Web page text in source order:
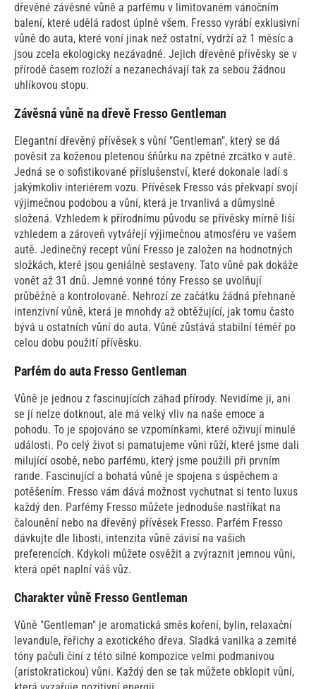
dřevěné závěsné vůně a parfému v limitovaném vánočním
balení, které udělá radost úplně všem. Fresso vyrábí exklusivní
vůně do auta, které voní jinak než ostatní, vydrží až 1 měsíc a
jsou zcela ekologicky nezávadné. Jejich dřevěné přívěsky se v
přírodě časem rozloží a nezanechávají tak za sebou žádnou
uhlíkovou stopu.
Závěsná vůně na dřevě Fresso Gentleman
Elegantní dřevěný přívěsek s vůní "Gentleman", který se dá
pověsit za koženou pletenou šňůrku na zpětné zrcátko v autě.
Jedná se o sofistikované příslušenství, které dokonale ladí s
jakýmkoliv interiérem vozu. Přívěsek Fresso vás překvapí svojí
výjimečnou podobou a vůní, která je trvanlivá a důmyslně
složená. Vzhledem k přírodnímu původu se přívěsky mírně liší
vzhledem a zároveň vytvářejí výjimečnou atmosféru ve vašem
autě. Jedinečný recept vůní Fresso je založen na hodnotných
složkách, které jsou geniálně sestaveny. Tato vůně pak dokáže
vonět až 31 dnů. Jemné vonné tóny Fresso se uvolňují
průběžně a kontrolovaně. Nehrozí ze začátku žádná přehnaně
intenzivní vůně, která je mnohdy až obtěžující, jak tomu často
bývá u ostatních vůní do auta. Vůně zůstává stabilní téměř po
celou dobu použití přívěsku.
Parfém do auta Fresso Gentleman
Vůně je jednou z fascinujících záhad přírody. Nevidíme ji, ani
se jí nelze dotknout, ale má velký vliv na naše emoce a
pohodu. To je spojováno se vzpomínkami, které oživují minulé
události. Po celý život si pamatujeme vůni růží, které jsme dali
milující osobě, nebo parfému, který jsme použili při prvním
rande. Fascinující a bohatá vůně je spojena s úspěchem a
potěšením. Fresso vám dává možnost vychutnat si tento luxus
každý den. Parfémy Fresso můžete jednoduše nastříkat na
čalounění nebo na dřevěný přívěsek Fresso. Parfém Fresso
dávkujte dle libosti, intenzita vůně závisí na vašich
preferencích. Kdykoli můžete osvěžit a zvýraznit jemnou vůni,
která opět naplní váš vůz.
Charakter vůně Fresso Gentleman
Vůně "Gentleman" je aromatická směs koření, bylin, relaxační
levandule, řeřichy a exotického dřeva. Sladká vanilka a zemité
tóny pačuli činí z této silné kompozice velmi podmanivou
(aristokratickou) vůni. Každý den se tak můžete obklopit vůní,